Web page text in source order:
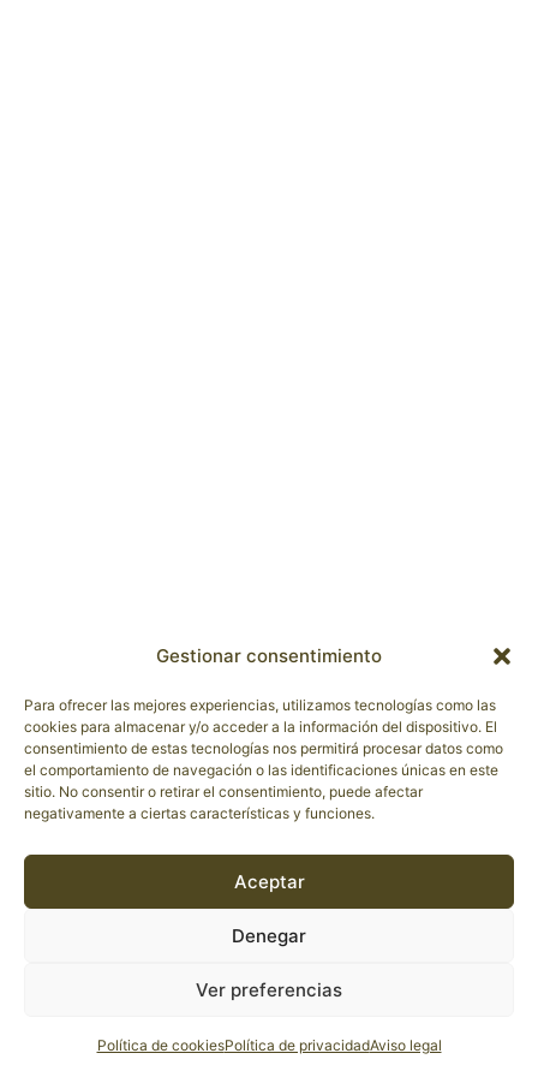
Gestionar consentimiento
Para ofrecer las mejores experiencias, utilizamos tecnologías como las
cookies para almacenar y/o acceder a la información del dispositivo. El
consentimiento de estas tecnologías nos permitirá procesar datos como
el comportamiento de navegación o las identificaciones únicas en este
sitio. No consentir o retirar el consentimiento, puede afectar
negativamente a ciertas características y funciones.
Aceptar
Denegar
Ver preferencias
Política de cookiesPolítica de privacidadAviso legal